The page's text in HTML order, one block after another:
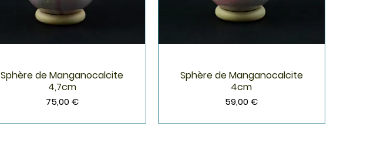
Aperçu rapide
Sphère de Manganocalcite
4,7cm
Prix
75,00 €
Aperçu rapide
Sphère de Manganocalcite
4cm
Prix
59,00 €